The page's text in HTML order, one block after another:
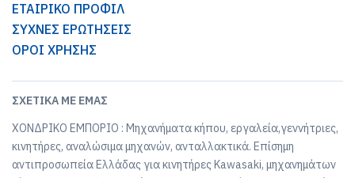
ΕΤΑΙΡΙΚΟ ΠΡΟΦΙΛ
ΣΥΧΝΕΣ ΕΡΩΤΗΣΕΙΣ
ΟΡΟΙ ΧΡΗΣΗΣ
ΣΧΕΤΙΚΆ ΜΕ ΕΜΆΣ
ΧΟΝΔΡΙΚΟ ΕΜΠΟΡΙΟ : Μηχανήματα κήπου, εργαλεία,γεννήτριες,
κινητήρες, αναλώσιμα μηχανών, ανταλλακτικά. Επίσημη
αντιπροσωπεία Ελλάδας για κινητήρες Kawasaki, μηχανημάτων